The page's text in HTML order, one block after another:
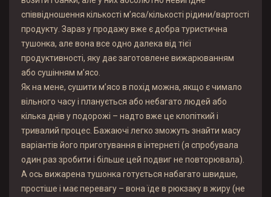
співвідношення кількості м’яса/кількості рідини/вартості
продукту. Зараз у продажу вже є добра туристична
тушонка, але вона все одно далека від тієї
продуктивності, яку дає заготовлене вижарюванням
або сушінням м’ясо.
Як на мене, сушити м’ясо в похід можна, якщо є чимало
вільного часу і планується або небагато людей або
кілька днів у подорожі – надто вже це клопіткий і
тривалий процес. Бажаючі легко зможуть знайти масу
варіантів його приготування в інтернеті (я спробувала
один раз зробити і більше цей подвиг не повторювала).
А ось вижарена тушонка готується набагато швидше,
простіше і має перевагу – вона їде в рюкзаку в жиру (не